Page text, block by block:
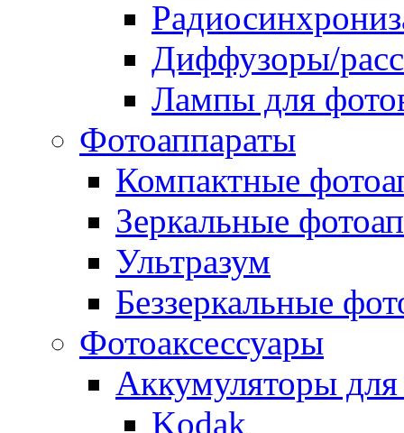
Диффузоры/
Лампы для
Фотоаппараты
Компактные
Зеркальные
Ультразум
Беззеркальные
Фотоаксессуары
Аккумуляторы для
Kodak